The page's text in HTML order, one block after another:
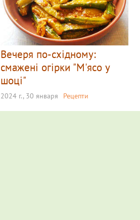
Вечеря по-східному:
смажені огірки "М'ясо у
шоці"
2024 г., 30 января Рецепти